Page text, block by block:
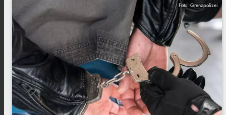
Foto: Grenzpolizei